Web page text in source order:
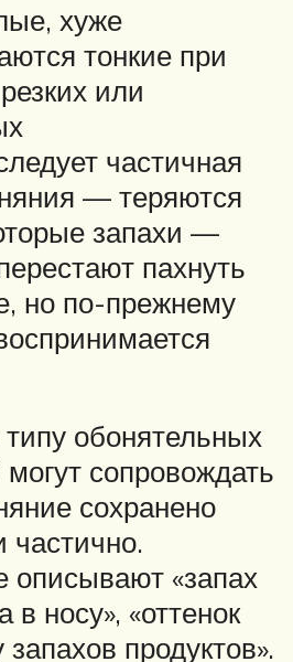
хуже
тонкие при
или
частичная
— теряются
запахи —
пахнуть
но по-прежнему
обонятельных
сопровождать
сохранено
частично.
«запах
в носу», «оттенок
запахов продуктов».